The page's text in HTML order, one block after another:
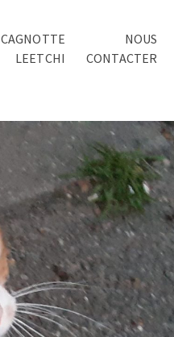
CAGNOTTE
LEETCHI
NOUS
CONTACTER